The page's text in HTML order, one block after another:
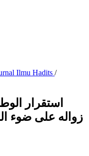
Ilmu Hadits /
استقرار
زواله على ضوء